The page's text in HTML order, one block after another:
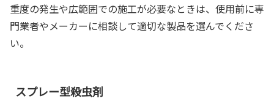
重度の発生や広範囲での施工が必要なときは、使用前に専
門業者やメーカーに相談して適切な製品を選んでくださ
い。
スプレー型殺虫剤